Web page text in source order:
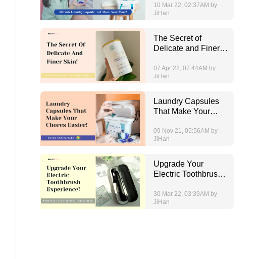
More!
10 Mar 22, 02:37AM by
JiHan
The Secret of
Delicate and Finer
07 Apr 22, 07:44AM by
JiHan
Laundry Capsules
That Make Your
09 Nov 21, 05:56AM by
JiHan
Upgrade Your
Electric Toothbrush
30 Mar 22, 03:39AM by
JiHan